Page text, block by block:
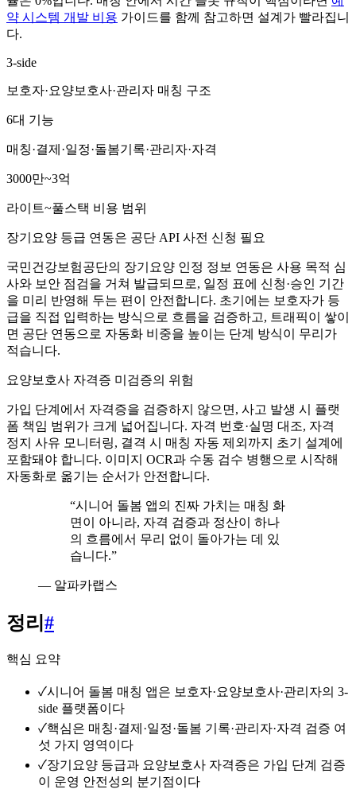
약 시스템 개발 비용 가이드를 함께 참고하면 설계가 빨라집니
다.
3-side
보호자·요양보호사·관리자 매칭 구조
6대 기능
매칭·결제·일정·돌봄기록·관리자·자격
3000만~3억
라이트~풀스택 비용 범위
장기요양 등급 연동은 공단 API 사전 신청 필요
국민건강보험공단의 장기요양 인정 정보 연동은 사용 목적 심
사와 보안 점검을 거쳐 발급되므로, 일정 표에 신청·승인 기간
을 미리 반영해 두는 편이 안전합니다. 초기에는 보호자가 등
급을 직접 입력하는 방식으로 흐름을 검증하고, 트래픽이 쌓이
면 공단 연동으로 자동화 비중을 높이는 단계 방식이 무리가
적습니다.
요양보호사 자격증 미검증의 위험
가입 단계에서 자격증을 검증하지 않으면, 사고 발생 시 플랫
폼 책임 범위가 크게 넓어집니다. 자격 번호·실명 대조, 자격
정지 사유 모니터링, 결격 시 매칭 자동 제외까지 초기 설계에
포함돼야 합니다. 이미지 OCR과 수동 검수 병행으로 시작해
자동화로 옮기는 순서가 안전합니다.
“시니어 돌봄 앱의 진짜 가치는 매칭 화
면이 아니라, 자격 검증과 정산이 하나
의 흐름에서 무리 없이 돌아가는 데 있
습니다.”
— 알파카랩스
정리 #
핵심 요약
✓시니어 돌봄 매칭 앱은 보호자·요양보호사·관리자의 3-
side 플랫폼이다
✓핵심은 매칭·결제·일정·돌봄 기록·관리자·자격 검증 여
섯 가지 영역이다
✓장기요양 등급과 요양보호사 자격증은 가입 단계 검증
이 운영 안전성의 분기점이다